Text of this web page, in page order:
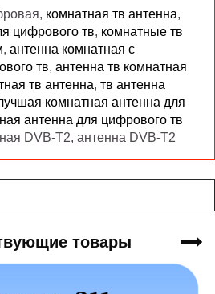
комнатная тв антенна,
цифрового тв, комнатные тв
, антенна комнатная с
тв, антенна тв комнатная
тв антенна, тв антенна
комнатная антенна для
антенна для цифрового тв
DVB-T2, антенна DVB-T2
товары